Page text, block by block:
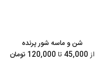
شن و ماسه شور پرنده
از
تا